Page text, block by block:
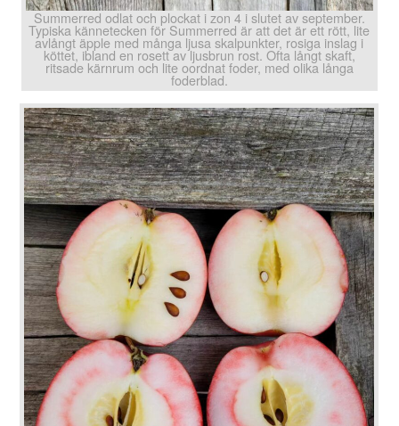
Summerred odlat och plockat i zon 4 i slutet av september.
Typiska kännetecken för Summerred är att det är ett rött, lite
avlångt äpple med många ljusa skalpunkter, rosiga inslag i
köttet, ibland en rosett av ljusbrun rost. Ofta långt skaft,
ritsade kärnrum och lite oordnat foder, med olika långa
foderblad.